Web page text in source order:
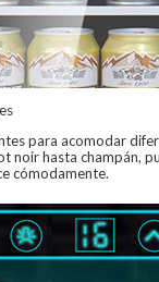
para acomodar
noir hasta champán,
cómodamente.